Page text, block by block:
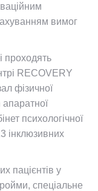
вимог
проходять
RECOVERY
фізичної
апаратної
психологічної
інклюзивних
пацієнтів у
спеціальне